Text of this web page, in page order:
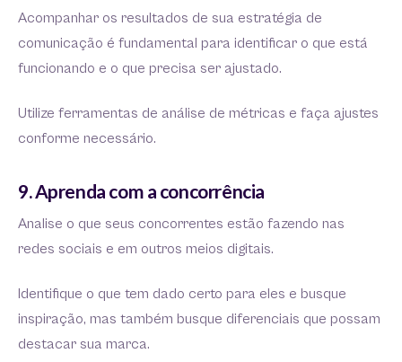
Acompanhar os resultados de sua estratégia de
comunicação é fundamental para identificar o que está
funcionando e o que precisa ser ajustado.
Utilize ferramentas de análise de métricas e faça ajustes
conforme necessário.
9. Aprenda com a concorrência
Analise o que seus concorrentes estão fazendo nas
redes sociais e em outros meios digitais.
Identifique o que tem dado certo para eles e busque
inspiração, mas também busque diferenciais que possam
destacar sua marca.